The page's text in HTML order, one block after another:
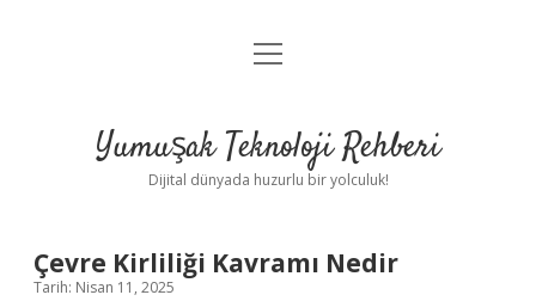
Anasayfa
Yasal Uyarı
menüyü
Yumuşak Teknoloji Rehberi
Dijital dünyada huzurlu bir yolculuk!
Çevre Kirliliği Kavramı Nedir
Tarih: Nisan 11, 2025